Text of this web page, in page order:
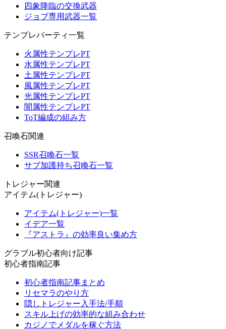
四象降臨の交換武器
ジョブ専用武器一覧
テンプレパーティ一覧
火属性テンプレPT
水属性テンプレPT
土属性テンプレPT
風属性テンプレPT
光属性テンプレPT
闇属性テンプレPT
ToT編成の組み方
召喚石関連
SSR召喚石一覧
サブ加護持ち召喚石一覧
トレジャー関連
アイテム(トレジャー)
アイテム(トレジャー)一覧
イデア一覧
『アストラ』の効率良い集め方
グラブル初心者向け記事
初心者指南記事
初心者指南記事まとめ
リセマラのやり方
隠しトレジャー入手法/手順
スキル上げの効率的な組み合わせ
カジノでメダルを稼ぐ方法